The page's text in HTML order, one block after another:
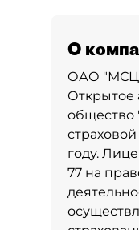
О
ОАО "МСЦ"
Открытое
общество
году.
77 на